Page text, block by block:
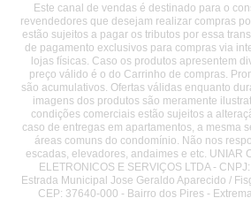
Este canal de vendas é destinado para o
revendedores que desejam realizar compras
estão sujeitos a pagar os tributos por essa
de pagamento exclusivos para compras via
lojas físicas. Caso os produtos apresentem
preço válido é o do Carrinho de compras.
são acumulativos. Ofertas válidas enquanto
imagens dos produtos são meramente
condições comerciais estão sujeitos a
caso de entregas em apartamentos, a mesma
áreas comuns do condomínio. Não nos
escadas, elevadores, andaimes e etc. UNIAR
ELETRONICOS E SERVIÇOS LTDA -
Estrada Municipal Jose Geraldo Aparecido /
CEP: 37640-000 - Bairro dos Pires -